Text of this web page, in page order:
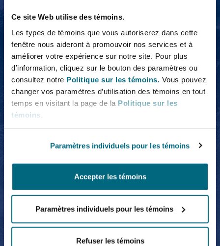
Ce site Web utilise des témoins.
Les types de témoins que vous autoriserez dans cette
fenêtre nous aideront à promouvoir nos services et à
améliorer votre expérience sur notre site. Pour plus
d’information, cliquez sur le bouton des paramètres ou
consultez notre Politique sur les témoins. Vous pouvez
changer vos paramètres d’utilisation des témoins en tout
temps en visitant la page de la Politique sur les
témoins
Paramètres individuels pour les témoins
Accepter les témoins
Paramètres individuels pour les témoins
Refuser les témoins
Peter Greatrex
Partner
Ameeta Panesar
Legal Director